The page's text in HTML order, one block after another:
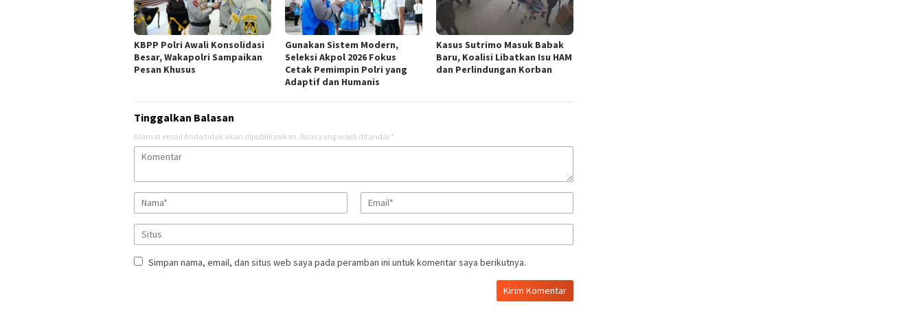
KBPP Polri Awali Konsolidasi
Besar, Wakapolri Sampaikan
Pesan Khusus
Gunakan Sistem Modern,
Seleksi Akpol 2026 Fokus
Cetak Pemimpin Polri yang
Adaptif dan Humanis
Kasus Sutrimo Masuk Babak
Baru, Koalisi Libatkan Isu HAM
dan Perlindungan Korban
Tinggalkan Balasan
Alamat email Anda tidak akan dipublikasikan. Ruas yang wajib ditandai *
Simpan nama, email, dan situs web saya pada peramban ini untuk komentar saya berikutnya.